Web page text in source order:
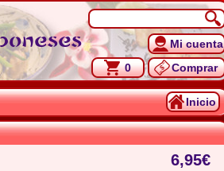
Mi cuenta
0
Comprar
Inicio
6,95€